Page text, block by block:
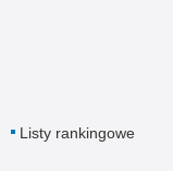
Listy rankingowe